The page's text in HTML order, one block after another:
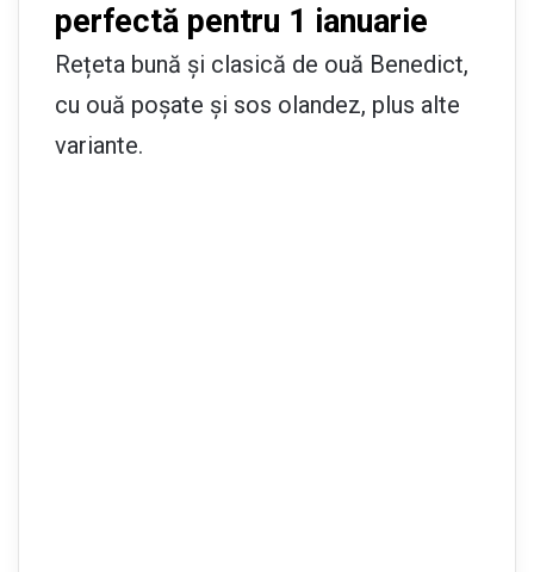
perfectă pentru 1 ianuarie
Rețeta bună și clasică de ouă Benedict,
cu ouă poșate și sos olandez, plus alte
variante.